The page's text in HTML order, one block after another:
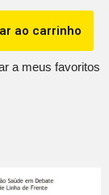
ao carrinho